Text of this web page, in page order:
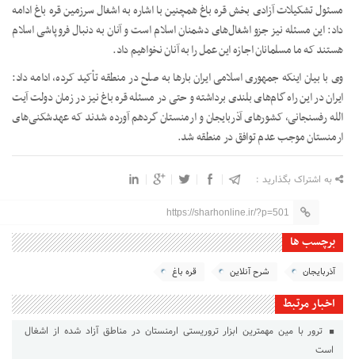
مسئول تشکیلات آزادی بخش قره باغ همچنین با اشاره به اشغال سرزمین قره باغ ادامه
داد: این مسئله نیز جزو اشغال‌های دشمنان اسلام است و آنان به دنبال فروپاشی اسلام
هستند که ما مسلمانان اجازه این عمل را به آنان نخواهیم داد.
وی با بیان اینکه جمهوری اسلامی ایران بارها به صلح در منطقه تأکید کرده، ادامه داد:
ایران در این راه گام‌های بلندی برداشته و حتی در مسئله قره باغ نیز در زمان دولت آیت
الله رفسنجانی، کشورهای آذربایجان و ارمنستان گردهم آورده شدند که عهدشکنی‌های
ارمنستان موجب عدم توافق در منطقه شد.
به اشتراک بگذارید :
https://sharhonline.ir/?p=501
برچسب ها
آذربایجان شرح آنلاین قره باغ
اخبار مرتبط
ترور با مین مهمترین ابزار تروریستی ارمنستان در مناطق آزاد شده از اشغال
است